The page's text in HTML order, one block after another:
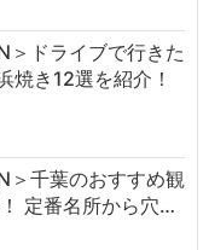
＞ドライブで行きた
焼き12選を紹介！
＞千葉のおすすめ観
定番名所から穴…